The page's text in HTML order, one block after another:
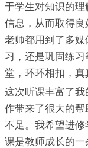
于学生对知识的
信息，从而取得
老师都用到了多
习，还是巩固练
堂，环环相扣，真
这次听课丰富了
作带来了很大的
不足。我希望进
课是教师成长的一